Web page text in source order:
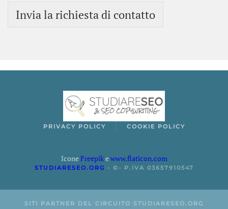
Invia la richiesta di contatto
PRIVACY POLICY COOKIE POLICY
IconeFreepikewww.flaticon.com
STUDIARESEO.ORG - ©- P.IVA 03657910547
SITI PARTNER DEL CIRCUITO STUDIARESEO.ORG